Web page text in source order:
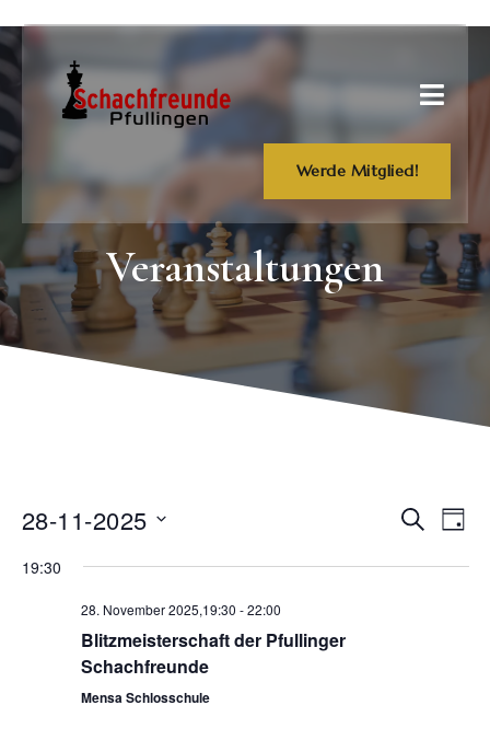
Werde Mitglied!
Veranstaltungen
SucheTag
28-11-2025
wählen.
19:30
28. November 2025,19:30 -22:00
Blitzmeisterschaft der Pfullinger
Schachfreunde
Mensa Schlosschule